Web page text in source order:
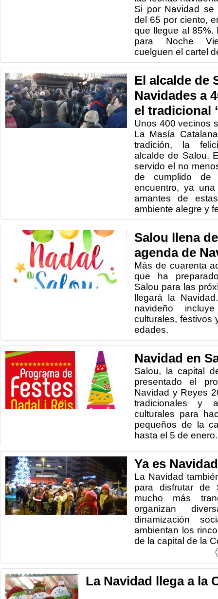
Si por Navidad se
del 65 por ciento,
que llegue al 85%.
para Noche
cuelguen el cartel
El alcalde de
Navidades a
el tradicional
Unos 400 vecinos
La Masía
tradición, la
alcalde de Salou.
servido el no
de cumplido de
encuentro, ya
amantes de
ambiente alegre y
Salou llena
agenda de
Más de cuarenta
que ha
Salou para las
llegará la
navideño
culturales, festivos
edades.
Navidad en
Salou, la capital
presentado el
Navidad y Reyes
tradicionales y
culturales para
pequeños de la
hasta el 5 de enero.
Ya es
La Navidad
para disfrutar de
mucho más
organizan
dinamización
ambientan los
de la capital de la
La Navidad llega a la